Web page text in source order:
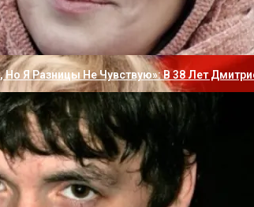
Новый Семейный Портрет С
Я Разницы Не Чувствую»: В 38 Лет